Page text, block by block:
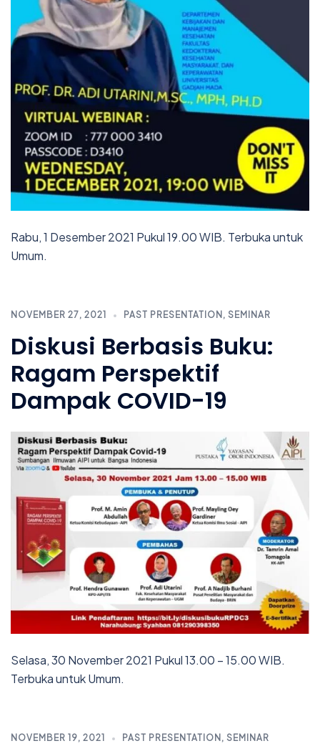
Rabu, 1 Desember 2021 Pukul 19.00 WIB. Terbuka untuk
Umum.
NOVEMBER 27, 2021 PAST PRESENTATION , SEMINAR
Diskusi Berbasis Buku:
Ragam Perspektif
Dampak COVID-19
Selasa, 30 November 2021 Pukul 13.00 – 15.00 WIB.
Terbuka untuk Umum.
NOVEMBER 19, 2021 PAST PRESENTATION , SEMINAR